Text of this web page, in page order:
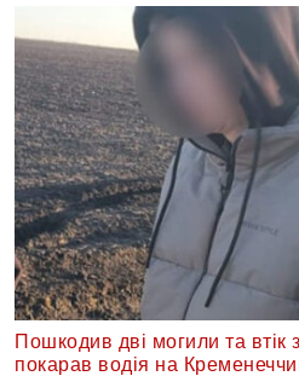
Пошкодив дві могили та втік
покарав водія на